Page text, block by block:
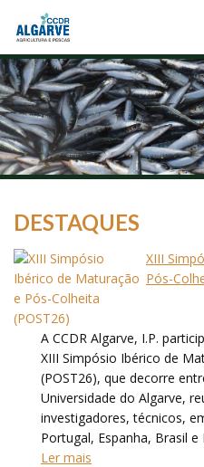
DESTAQUES
XIII
Pós-
A CCDR Algarve, I.P.
XIII Simpósio Ibérico de
(POST26), que decorre
Universidade do Algarve,
investigadores, técnicos,
Portugal, Espanha, Brasil e
Ler mais